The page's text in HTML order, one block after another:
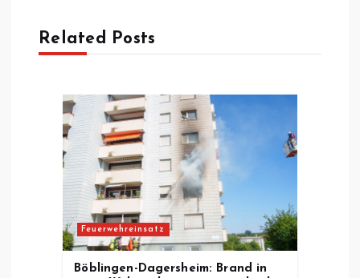
g
Related Posts
Feuerwehreinsatz
Böblingen-Dagersheim: Brand in